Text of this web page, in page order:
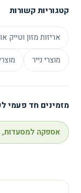
שמיועדים לשימוש
צלחת שנושאת
שעומדת במשקה
הצריכה ומיחידת
קטגוריות קשורות
אריזות מזון וטייק
מוצרי נייר
מזמינים חד פעמי
אספקה למסעדות,